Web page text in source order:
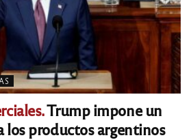
Trump impone un
los productos argentinos